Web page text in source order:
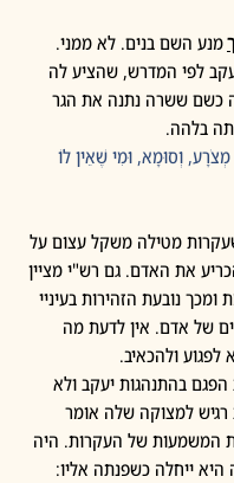
מנע השם בנים. לא ממני.
לפי המדרש, שהציע לה
כשם ששרה נתנה את הגר
בלהה.
וְסוּמָא, וּמִי שֶׁאֵין לוֹ
מטילה משקל עצום על
את האדם. גם רש"י מציין
נובעת הזהירות בעיניי
של אדם. אין לדעת מה
לפגוע ולהכאיב.
בהתנהגות יעקב ולא
רגיש למצוקה שלה אומר
המשמעות של העקרות. היה
ייחלה כשפנתה אליו: